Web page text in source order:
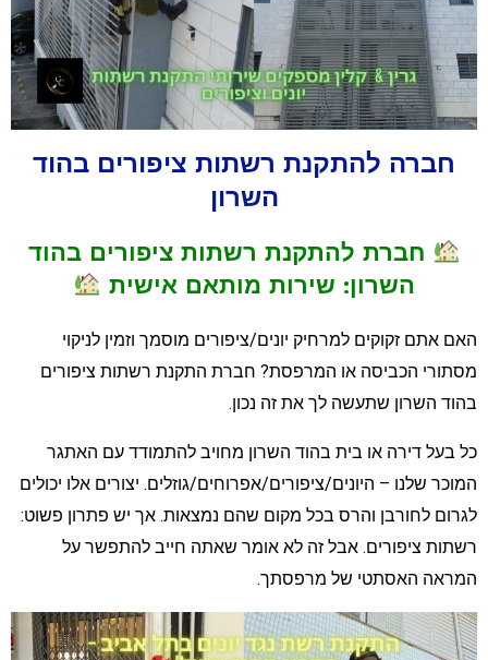
חברה להתקנת רשתות ציפורים בהוד
השרון
חברת להתקנת רשתות ציפורים בהוד
השרון: שירות מותאם אישית
אתם זקוקים למרחיק יונים/ציפורים מוסמך וזמין לניקוי
הכביסה או המרפסת? חברת התקנת רשתות ציפורים
השרון שתעשה לך את זה נכון.
בעל דירה או בית בהוד השרון מחויב להתמודד עם האתגר
שלנו – היונים/ציפורים/אפרוחים/גוזלים. יצורים אלו יכולים
לחורבן והרס בכל מקום שהם נמצאות. אך יש פתרון פשוט:
ציפורים. אבל זה לא אומר שאתה חייב להתפשר על
האסתטי של מרפסתך.